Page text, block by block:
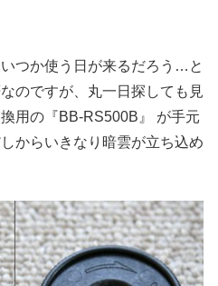
つか使う日が来るだろう…と
のですが、丸一日探しても見
用の『BB-RS500B』 が手元
からいきなり暗雲が立ち込め